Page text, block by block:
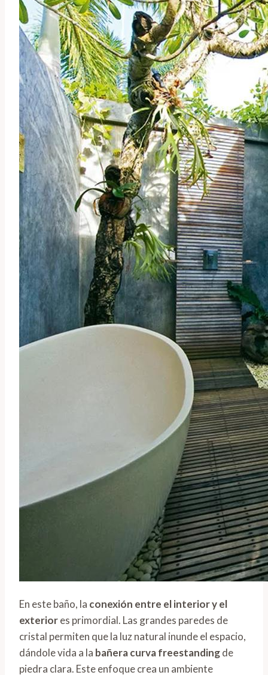
En este baño, la conexión entre el interior y el
exteriores primordial. Las grandes paredes de
cristal permiten que la luz natural inunde el espacio,
dándole vida a la bañera curva freestandingde
piedra clara. Este enfoque crea un ambiente